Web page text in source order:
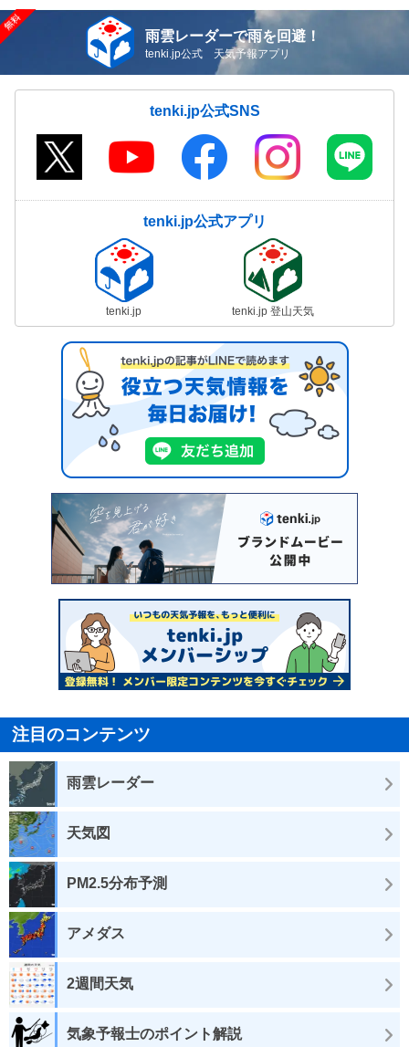
雨雲レーダーで雨を回避！
tenki.jp公式 天気予報アプリ
tenki.jp公式SNS
tenki.jp公式アプリ
tenki.jp tenki.jp 登山天気
注目のコンテンツ
雨雲レーダー
天気図
PM2.5分布予測
アメダス
2週間天気
気象予報士のポイント解説